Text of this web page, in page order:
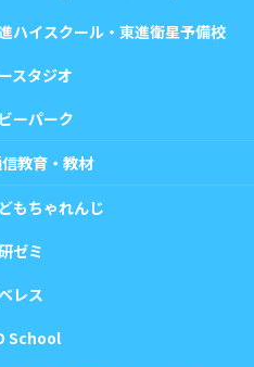
ハイスクール・東進衛星予備校
スタジオ
ーパーク
教育・教材
もちゃれんじ
ゼミ
レス
School